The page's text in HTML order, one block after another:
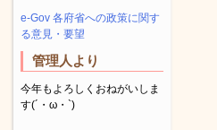
e-Gov 各府省への政策に関す
る意見・要望
管理人より
今年もよろしくおねがいしま
す(´・ω・`)